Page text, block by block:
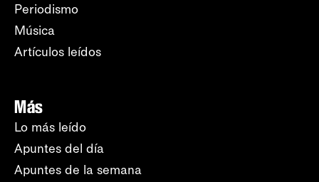
Periodismo
Música
Artículos leídos
Más
Lo más leído
Apuntes del día
Apuntes de la semana